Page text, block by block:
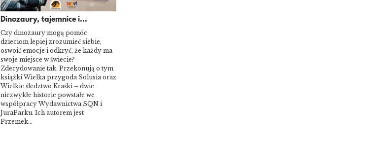
Dinozaury, tajemnice i...
Czy dinozaury mogą pomóc
dzieciom lepiej zrozumieć siebie,
oswoić emocje i odkryć, że każdy ma
swoje miejsce w świecie?
Zdecydowanie tak. Przekonują o tym
książki Wielka przygoda Solusia oraz
Wielkie śledztwo Kraśki – dwie
niezwykłe historie powstałe we
współpracy Wydawnictwa SQN i
JuraParku. Ich autorem jest
Przemek…